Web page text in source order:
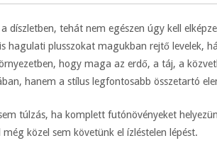
díszletben, tehát nem egészen úgy kell
plusszokat magukban rejtő levelek,
hogy maga az erdő, a táj, a
hanem a stílus legfontosabb összetartó
túlzás, ha komplett futónövényeket
közel sem követünk el ízléstelen lépést.